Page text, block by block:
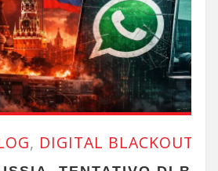
BLACKOUT